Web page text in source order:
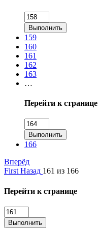
Выполнить
159
160
161
162
163
…
Перейти к странице
Выполнить
166
Вперёд
First Назад 161 из 166
Перейти к странице
Выполнить